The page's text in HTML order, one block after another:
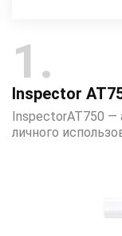
1
Inspector
InspectorAT750 —
личного